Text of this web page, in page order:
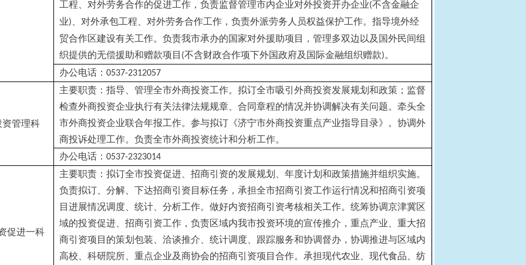
工程、对外劳务合作的促进工作，负责监督管理市内企业对外投资开办企业(不含金融企
业) 、对外承包工程、对外劳务合作工作，负责外派劳务人员权益保护工作。指导境外经
贸合作区建设有关工作。负责我市承办的国家对外援助项目，管理多双边以及国外民间组
织提供的无偿援助和赠款项目 (不含财政合作项下外国政府及国际金融组织赠款)。
办公电话： 0537-2312057
管理科
主要职责：指导、管理全市外商投资工作。拟订全市吸引外商投资发展规划和政策；监督
检查外商投资企业执行有关法律法规规章、合同章程的情况并协调解决有关问题。牵头全
市外商投资企业联合年报工作。参与拟订《济宁市外商投资重点产业指导目录》。协调外
商投诉处理工作。负责全市外商投资统计和分析工作。
办公电话： 0537-2323014
促进一科
主要职责：拟订全市投资促进、招商引资的发展规划、年度计划和政策措施并组织实施。
负责拟订、分解、下达招商引资目标任务，承担全市招商引资工作运行情况和招商引资项
目进展情况调度、统计、分析工作。做好内资招商引资考核相关工作。统筹协调京津冀区
域的投资促进、招商引资工作，负责区域内我市投资环境的宣传推介，重点产业、重大招
商引资项目的策划包装、洽谈推介、统计调度、跟踪服务和协调督办，协调推进与区域内
高校、科研院所、重点企业及商协会的招商引资项目合作。承担现代农业、现代食品、纺